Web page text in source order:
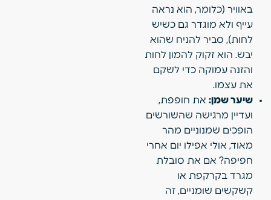
באוויר (כלומר, הוא נראה
עייף ולא מוגדר גם כשיש
לחות), סביר להניח שהוא
יבש. הוא זקוק להמון לחות
והזנה עמוקה כדי לשקם
את עצמו.
שיער שמן: את חופפת,
ועדיין מרגישה שהשורשים
הופכים שמנוניים מהר
מאוד, אולי אפילו יום אחרי
חפיפה? אם את סובלת
מגרד בקרקפת או
קשקשים שומניים, זה